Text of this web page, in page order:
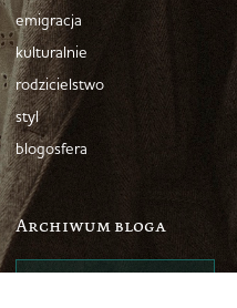
emigracja
kulturalnie
rodzicielstwo
styl
blogosfera
Archiwum bloga